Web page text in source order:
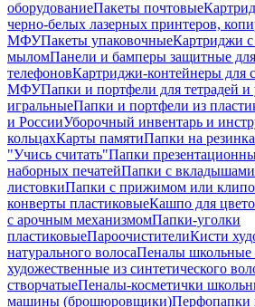
оборудованиеПакеты почтовые
черно-белых лазерных принтеров,
МФУПакеты упаковочныеКартриджи
мыломПанели и бамперы защитные для
телефоновКартриджи-контейнеры для
МФУПапки и портфели для тетрадей и
игральныеПапки и портфели из
и РоссииУборочный инвентарь и
кольцахКарты памятиПапки на
"Учись считать"Папки
наборных печатейПапки с вкладышами
листовкиПапки с прижимом или
конверты пластиковыеКашпо для
с арочным механизмомПапки-уголки
пластиковыеПароочистителиКисти
натурального волосаПеналы школьные
художественные из синтетического
створчатыеПеналы-косметички
машины (брошюровщики)Перфопапки